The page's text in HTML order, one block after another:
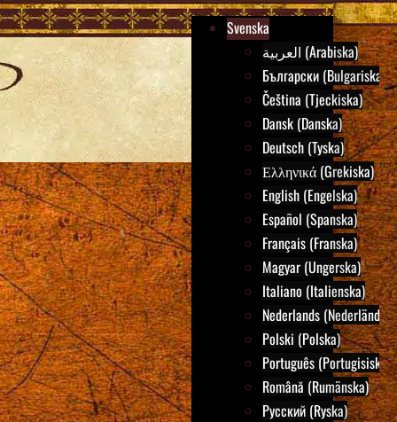
Svenska
العربية (Arabiska)
Български (Bulgariska)
Čeština (Tjeckiska)
Dansk (Danska)
Deutsch (Tyska)
Ελληνικά (Grekiska)
English (Engelska)
Español (Spanska)
Français (Franska)
Magyar (Ungerska)
Italiano (Italienska)
Nederlands
Polski (Polska)
Português (Portugisiska)
Română (Rumänska)
Русский (Ryska)